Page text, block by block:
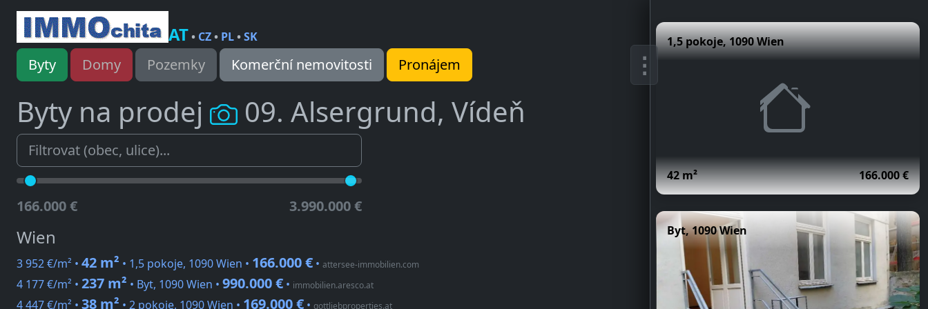
AT• CZ• PL•SK
Byty Domy Pozemky Komerční nemovitosti Pronájem
Byty na prodej 09. Alsergrund, Vídeň
166.000 € 3.990.000 €
Wien
3 952 €/m² • 42 m² • 1,5 pokoje, 1090 Wien • 166.000 € • attersee-immobilien.com
4 177 €/m² • 237 m² • Byt, 1090 Wien • 990.000 € • immobilien.aresco.at
4 447 €/m² • 38 m² • 2 pokoje, 1090 Wien • 169.000 € • gottliebproperties.at